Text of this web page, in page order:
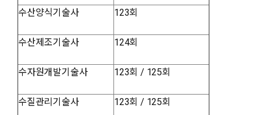
수산양식기술사 123회
수산제조기술사 124회
수자원개발기술사 123회 / 125회
수질관리기술사 123회 / 125회